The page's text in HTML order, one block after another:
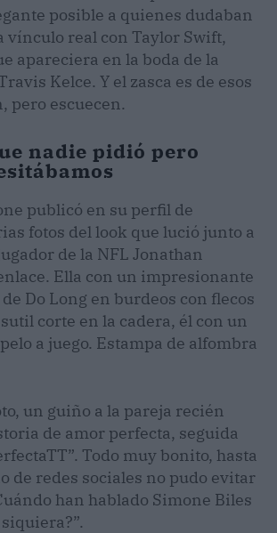
posible a quienes dudaban
vínculo real con Taylor Swift,
apareciera en la boda de la
Kelce. Y el zasca es de esos
pero escuecen.
nadie pidió pero
publicó en su perfil de
fotos del look que lució junto a
de la NFL Jonathan
Ella con un impresionante
Do Long en burdeos con flecos
corte en la cadera, él con un
a juego. Estampa de alfombra
un guiño a la pareja recién
de amor perfecta, seguida
Todo muy bonito, hasta
de redes sociales no pudo evitar
han hablado Simone Biles